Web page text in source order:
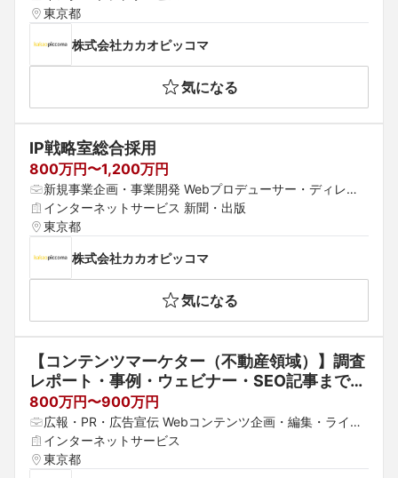
東京都
株式会社カカオピッコマ
気になる
IP戦略室総合採用
800万円〜1,200万円
新規事業企画・事業開発 Webプロデューサー・ディレク
ター 編集
インターネットサービス 新聞・出版
東京都
株式会社カカオピッコマ
気になる
【コンテンツマーケター（不動産領域）】調査
レポート・事例・ウェビナー・SEO記事まで、
制作ラインを一手に引き受ける◎大手約7割導
入・継続率99％超の実績を武器に、不動産×テ
クノロジーの専門コンテンツを自らの手で作り
たい方を募集！
800万円〜900万円
広報・PR・広告宣伝 Webコンテンツ企画・編集・ライテ
ィング 編集
インターネットサービス
東京都